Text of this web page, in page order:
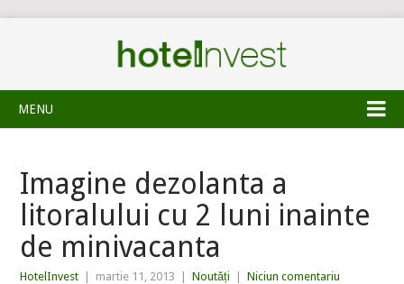
MENU
Imagine dezolanta a
litoralului cu 2 luni inainte
de minivacanta
HotelInvest martie 11, 2013 Noutăți Niciun comentariu